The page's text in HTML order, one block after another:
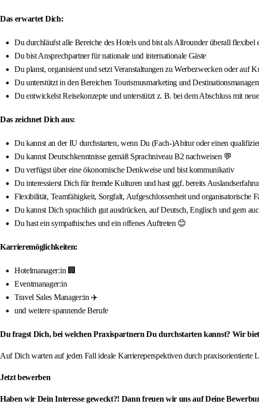
Das erwartet Dich:
Du durchläufst alle Bereiche des Hotels und bist als Allrounder überall flexibel
Du bist Ansprechpartner für nationale und internationale Gäste
Du planst, organisierst und setzt Veranstaltungen zu Werbezwecken oder auf
Du unterstützt in den Bereichen Tourismusmarketing und
Du entwickelst Reisekonzepte und unterstützt z. B. bei dem Abschluss mit
Das zeichnet Dich aus:
Du kannst an der IU durchstarten, wenn Du (Fach-)Abitur oder einen
Du kannst Deutschkenntnisse gemäß Sprachniveau B2 nachweisen 💬
Du verfügst über eine ökonomische Denkweise und bist kommunikativ
Du interessierst Dich für fremde Kulturen und hast ggf. bereits
Flexibilität, Teamfähigkeit, Sorgfalt, Aufgeschlossenheit und organisatorische
Du kannst Dich sprachlich gut ausdrücken, auf Deutsch, Englisch und gern
Du hast ein sympathisches und ein offenes Auftreten 😊
Karrieremöglichkeiten:
Hotelmanager:in 🏢
Eventmanager:in
Travel Sales Manager:in ✈️
und weitere spannende Berufe
Du fragst Dich, bei welchen Praxispartnern Du durchstarten kannst? Wir
Auf Dich warten auf jeden Fall ideale Karriereperspektiven durch
Jetzt bewerben
Haben wir Dein Interesse geweckt?! Dann freuen wir uns auf Deine